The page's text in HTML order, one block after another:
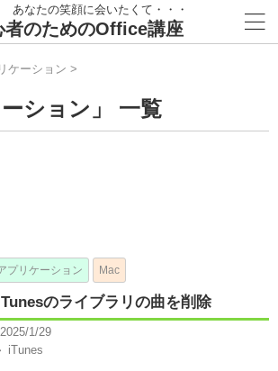
あなたの笑顔に会いたくて・・・
者のためのOffice講座
ケーション >
ーション」 一覧
プリケーション Mac
のライブラリの曲を削除
2025/1/29
iTunes